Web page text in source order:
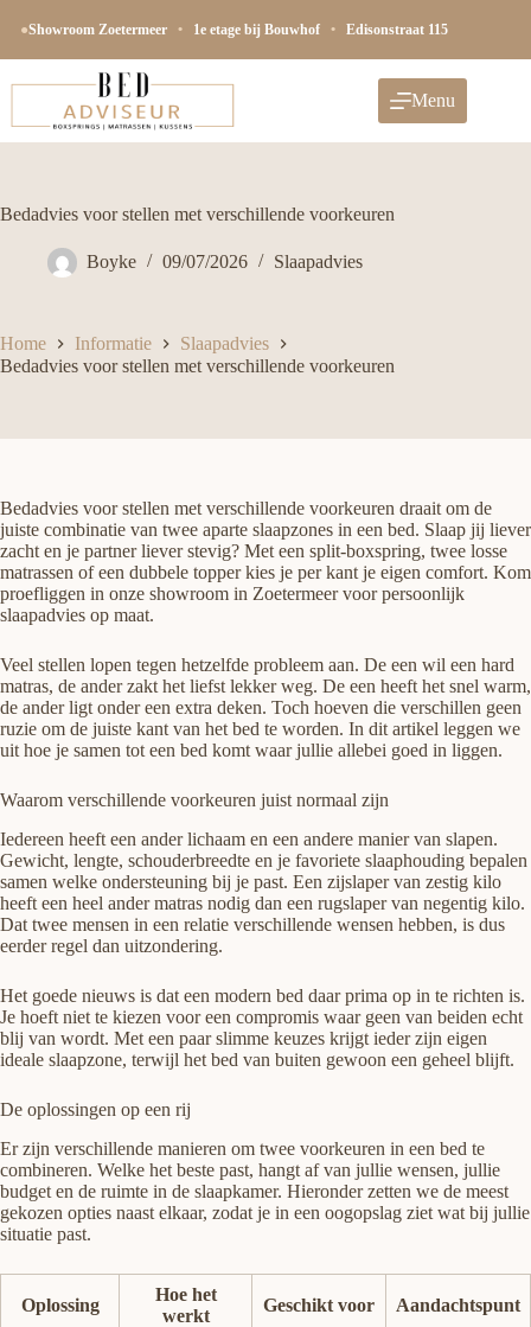
naar
●Showroom Zoetermeer • 1e etage bij Bouwhof • Edisonstraat 115
Menu
Bedadvies voor stellen met verschillende voorkeuren
Boyke 09/07/2026 Slaapadvies
Home Informatie
Slaapadvies
Bedadvies voor stellen met verschillende voorkeuren
Bedadvies voor stellen met verschillende voorkeuren draait om de
juiste combinatie van twee aparte slaapzones in een bed. Slaap jij liever
zacht en je partner liever stevig? Met een split-boxspring, twee losse
matrassen of een dubbele topper kies je per kant je eigen comfort. Kom
proefliggen in onze showroom in Zoetermeer voor persoonlijk
slaapadvies op maat.
Veel stellen lopen tegen hetzelfde probleem aan. De een wil een hard
matras, de ander zakt het liefst lekker weg. De een heeft het snel warm,
de ander ligt onder een extra deken. Toch hoeven die verschillen geen
ruzie om de juiste kant van het bed te worden. In dit artikel leggen we
uit hoe je samen tot een bed komt waar jullie allebei goed in liggen.
Waarom verschillende voorkeuren juist normaal zijn
Iedereen heeft een ander lichaam en een andere manier van slapen.
Gewicht, lengte, schouderbreedte en je favoriete slaaphouding bepalen
samen welke ondersteuning bij je past. Een zijslaper van zestig kilo
heeft een heel ander matras nodig dan een rugslaper van negentig kilo.
Dat twee mensen in een relatie verschillende wensen hebben, is dus
eerder regel dan uitzondering.
Het goede nieuws is dat een modern bed daar prima op in te richten is.
Je hoeft niet te kiezen voor een compromis waar geen van beiden echt
blij van wordt. Met een paar slimme keuzes krijgt ieder zijn eigen
ideale slaapzone, terwijl het bed van buiten gewoon een geheel blijft.
De oplossingen op een rij
Er zijn verschillende manieren om twee voorkeuren in een bed te
combineren. Welke het beste past, hangt af van jullie wensen, jullie
budget en de ruimte in de slaapkamer. Hieronder zetten we de meest
gekozen opties naast elkaar, zodat je in een oogopslag ziet wat bij jullie
situatie past.
Oplossing
Hoe het
werkt
Geschikt voor Aandachtspunt